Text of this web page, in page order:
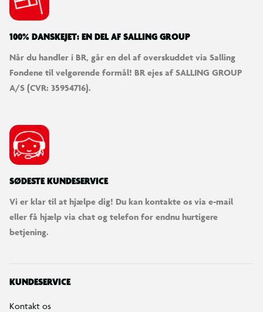
100% DANSKEJET: EN DEL AF SALLING GROUP
Når du handler i BR, går en del af overskuddet via Salling
Fondene til velgørende formål! BR ejes af SALLING GROUP
A/S (CVR: 35954716).
SØDESTE KUNDESERVICE
Vi er klar til at hjælpe dig! Du kan kontakte os via e-mail
eller få hjælp via chat og telefon for endnu hurtigere
betjening.
KUNDESERVICE
Kontakt os